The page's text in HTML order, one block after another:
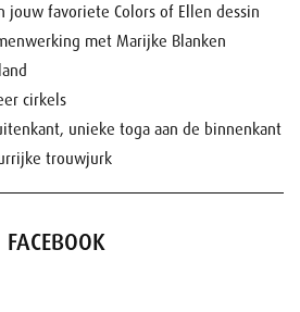
jouw favoriete Colors of Ellen dessin
met Marijke Blanken
cirkels
unieke toga aan de binnenkant
trouwjurk
FACEBOOK